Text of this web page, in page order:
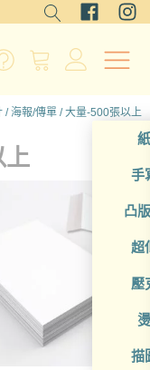
手
凸
超
壓
描
/海報/傳單 / 大量-500張以上
上